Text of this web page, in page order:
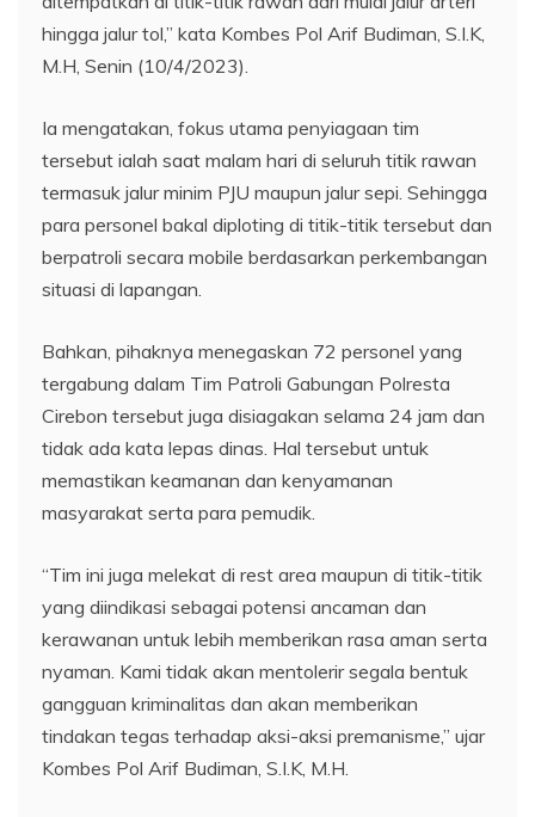
hingga jalur tol,” kata Kombes Pol Arif Budiman, S.I.K,
M.H, Senin (10/4/2023).
Ia mengatakan, fokus utama penyiagaan tim
tersebut ialah saat malam hari di seluruh titik rawan
termasuk jalur minim PJU maupun jalur sepi. Sehingga
para personel bakal diploting di titik-titik tersebut dan
berpatroli secara mobile berdasarkan perkembangan
situasi di lapangan.
Bahkan, pihaknya menegaskan 72 personel yang
tergabung dalam Tim Patroli Gabungan Polresta
Cirebon tersebut juga disiagakan selama 24 jam dan
tidak ada kata lepas dinas. Hal tersebut untuk
memastikan keamanan dan kenyamanan
masyarakat serta para pemudik.
“Tim ini juga melekat di rest area maupun di titik-titik
yang diindikasi sebagai potensi ancaman dan
kerawanan untuk lebih memberikan rasa aman serta
nyaman. Kami tidak akan mentolerir segala bentuk
gangguan kriminalitas dan akan memberikan
tindakan tegas terhadap aksi-aksi premanisme,” ujar
Kombes Pol Arif Budiman, S.I.K, M.H.